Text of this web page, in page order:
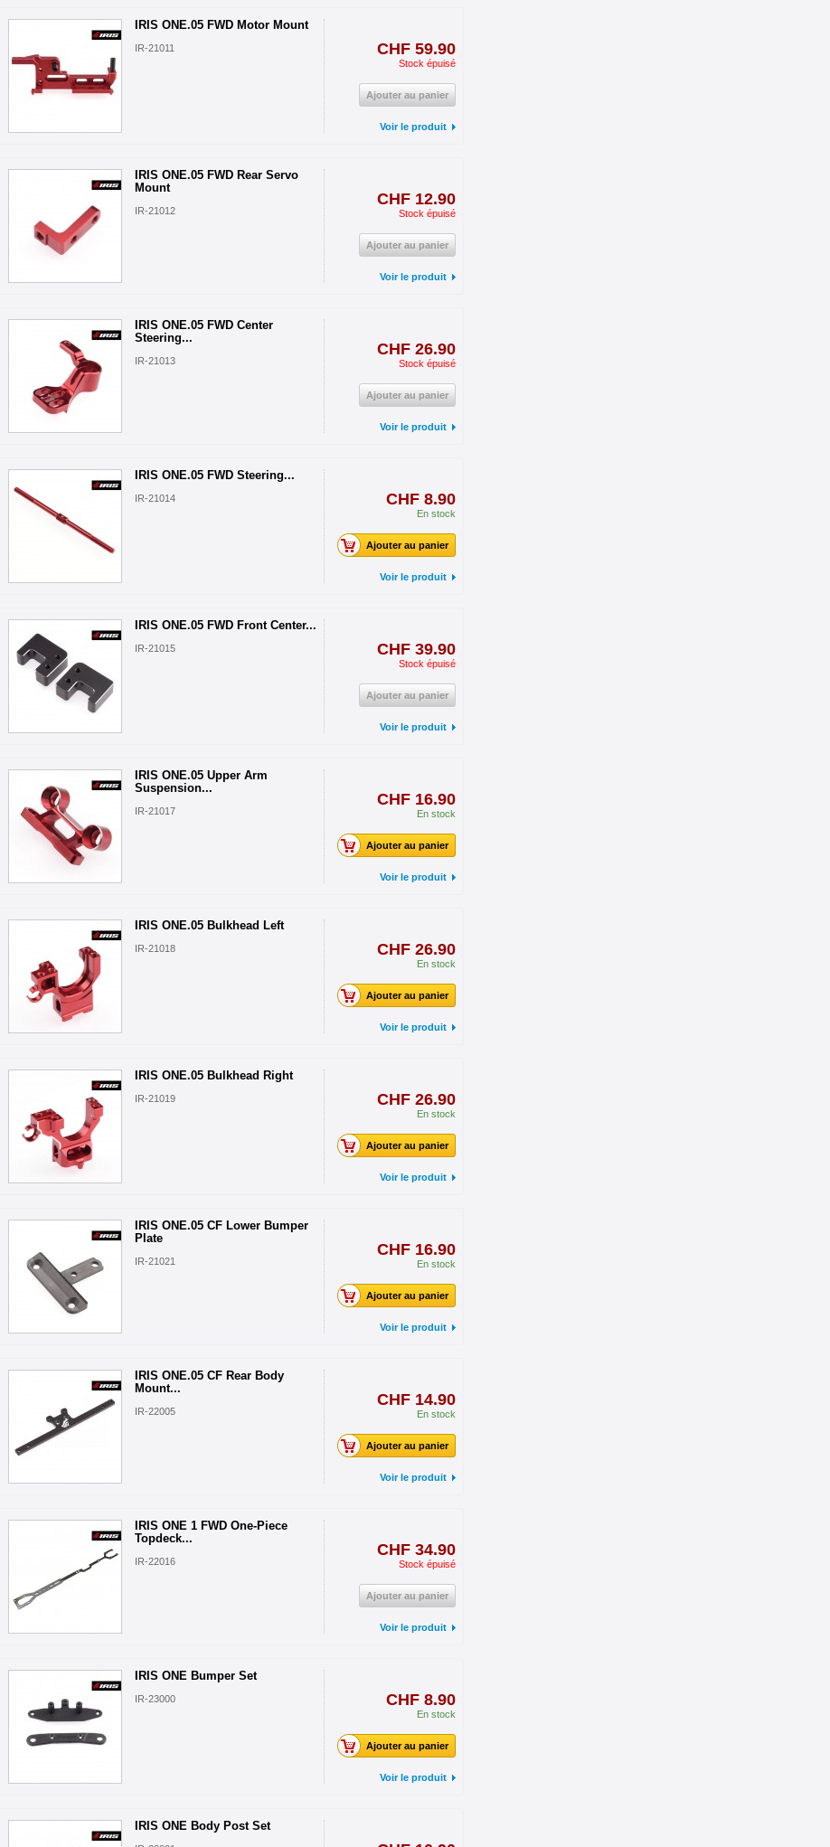
IRIS ONE.05 FWD Motor Mount
IR-21011 CHF 59.90
Stock épuisé
Ajouter au panier
Voir le produit
IRIS ONE.05 FWD Rear Servo
Mount
IR-21012
CHF 12.90
Stock épuisé
Ajouter au panier
Voir le produit
IRIS ONE.05 FWD Center
Steering...
IR-21013
CHF 26.90
Stock épuisé
Ajouter au panier
Voir le produit
IRIS ONE.05 FWD Steering...
IR-21014 CHF 8.90
En stock
Ajouter au panier
Voir le produit
IRIS ONE.05 FWD Front Center...
IR-21015 CHF 39.90
Stock épuisé
Ajouter au panier
Voir le produit
IRIS ONE.05 Upper Arm
Suspension...
IR-21017
CHF 16.90
En stock
Ajouter au panier
Voir le produit
IRIS ONE.05 Bulkhead Left
IR-21018 CHF 26.90
En stock
Ajouter au panier
Voir le produit
IRIS ONE.05 Bulkhead Right
IR-21019 CHF 26.90
En stock
Ajouter au panier
Voir le produit
IRIS ONE.05 CF Lower Bumper
Plate
IR-21021
CHF 16.90
En stock
Ajouter au panier
Voir le produit
IRIS ONE.05 CF Rear Body
Mount...
IR-22005
CHF 14.90
En stock
Ajouter au panier
Voir le produit
IRIS ONE 1 FWD One-Piece
Topdeck...
IR-22016
CHF 34.90
Stock épuisé
Ajouter au panier
Voir le produit
IRIS ONE Bumper Set
IR-23000 CHF 8.90
En stock
Ajouter au panier
Voir le produit
IRIS ONE Body Post Set